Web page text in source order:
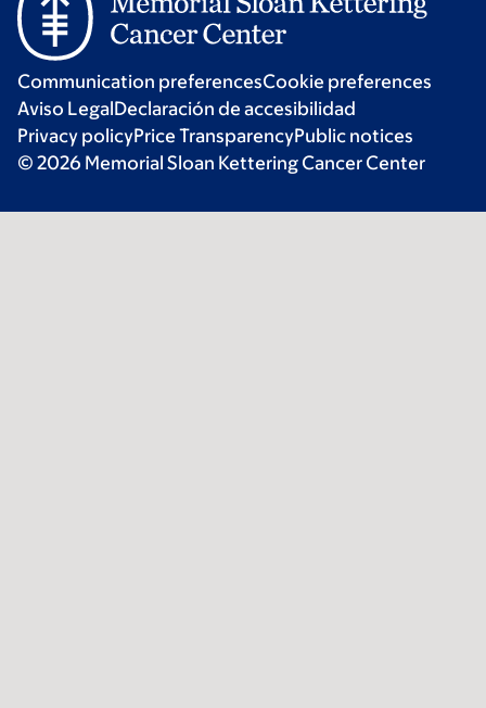
Communication preferencesCookie preferences
Aviso LegalDeclaración de accesibilidad
Privacy policyPrice TransparencyPublic notices
© 2026 Memorial Sloan Kettering Cancer Center